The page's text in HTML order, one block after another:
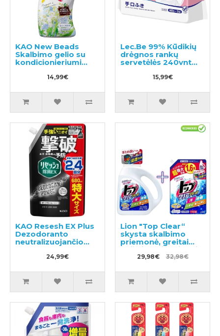
KAO New Beads
Skalbimo gelio su
kondicionieriumi
14,99€
Lec.Be 99% Kūdikių
drėgnos rankų
servetėlės 240vnt
15,99€
KAO Resesh EX Plus
Dezodoranto
neutralizuojančio
sportiniams ir darbo
680ml
24,99€
Lion "Top Clear“
skysta skalbimo
priemonė, greitai
pašalinanti maisto ir
prakaito dėmes
1160g
29,98€ 32,98€